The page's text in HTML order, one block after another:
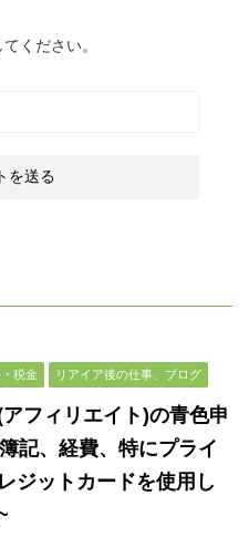
ください。
税金 リアイア後の仕事、ブログ
フィリエイト)の青色申
記、経費、特にプライ
ジットカードを使用し